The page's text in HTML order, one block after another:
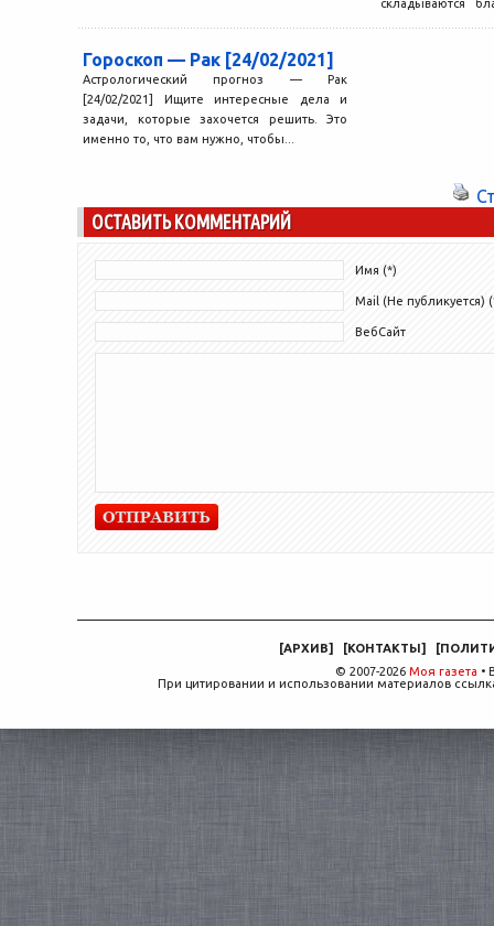
складываются
Гороскоп — Рак [24/02/2021]
Астрологический прогноз — Рак
[24/02/2021] Ищите интересные дела и
задачи, которые захочется решить. Это
именно то, что вам нужно, чтобы...
ОСТАВИТЬ КОММЕНТАРИЙ
Имя (*)
Mail (Не публикуется)
ВебСайт
[АРХИВ] [КОНТАКТЫ] [
© 2007-2026 Моя газета •
При цитировании и использовании материалов